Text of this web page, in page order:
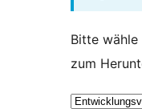
Bitte
zum